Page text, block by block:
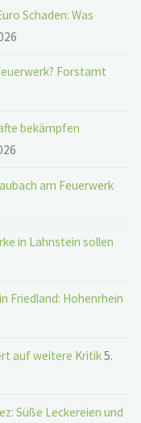
Schaden: Was
Forstamt
bekämpfen
am Feuerwerk
in Lahnstein sollen
Friedland: Hohenrhein
auf weitere Kritik5.
Süße Leckereien und